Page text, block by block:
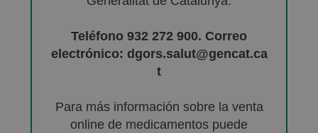
Teléfono 932 272 900. Correo
electrónico: dgors.salut@gencat.ca
t
Para más información sobre la venta
online de medicamentos puede